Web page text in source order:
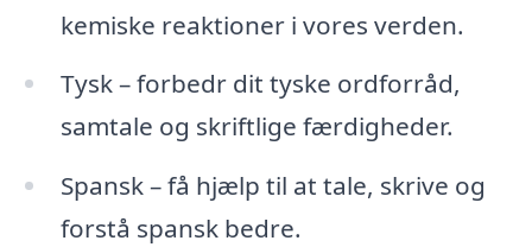
kemiske reaktioner i vores verden.
Tysk – forbedr dit tyske ordforråd,
samtale og skriftlige færdigheder.
Spansk – få hjælp til at tale, skrive og
forstå spansk bedre.